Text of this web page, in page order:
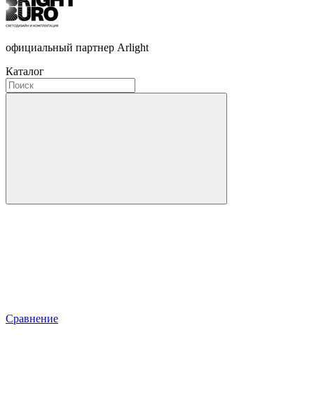
официальный партнер Arlight
Каталог
Сравнение